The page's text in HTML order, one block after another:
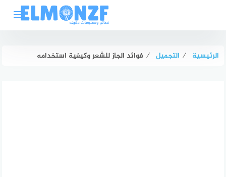
الرئيسية ⁄ التجميل ⁄ فوائد الجاز للشعر وكيفية استخدامه